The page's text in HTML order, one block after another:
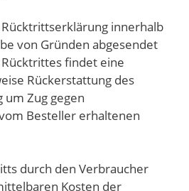
innerhalb
von Gründen abgesendet
findet eine
Rückerstattung des
um Zug gegen
Besteller erhaltenen
durch den Verbraucher
Kosten der